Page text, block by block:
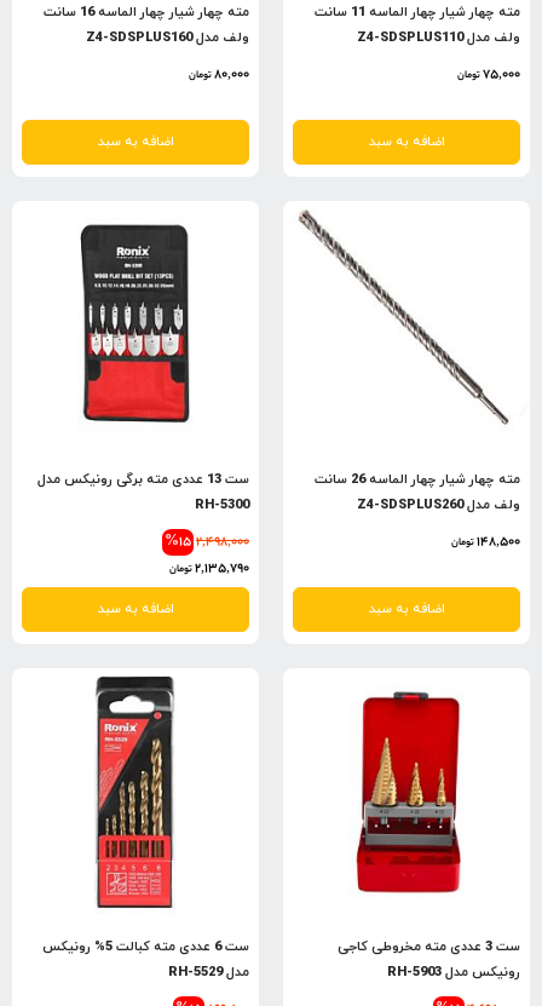
مته چهار شیار چهار الماسه 11 سانت
ولف مدل Z4-SDSPLUS110
75,000تومان
اضافه به سبد
مته چهار شیار چهار الماسه 16 سانت
ولف مدل Z4-SDSPLUS160
80,000تومان
اضافه به سبد
مته چهار شیار چهار الماسه 26 سانت
ولف مدل Z4-SDSPLUS260
148,500تومان
اضافه به سبد
ست 13 عددی مته برگی رونیکس مدل
RH-5300
%15 2,498,000
2,135,790تومان
اضافه به سبد
ست 3 عددی مته مخروطی کاجی
رونیکس مدل RH-5903
ست 6 عددی مته کبالت 5% رونیکس
مدل RH-5529